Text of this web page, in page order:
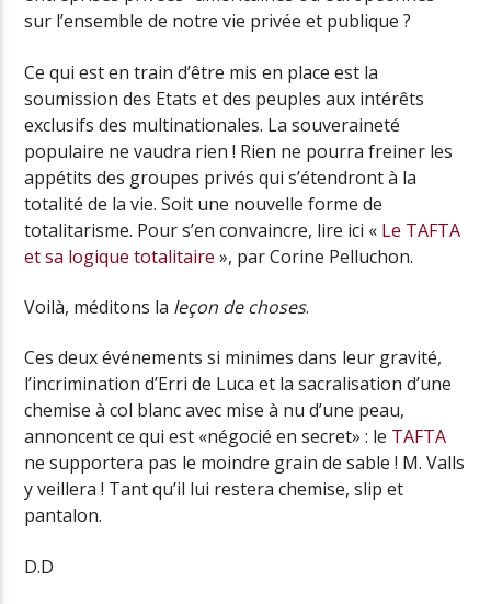
sur l’ensemble de notre vie privée et publique ?
Ce qui est en train d’être mis en place est la
soumission des Etats et des peuples aux intérêts
exclusifs des multinationales. La souveraineté
populaire ne vaudra rien ! Rien ne pourra freiner les
appétits des groupes privés qui s’étendront à la
totalité de la vie. Soit une nouvelle forme de
totalitarisme. Pour s’en convaincre, lire ici « Le TAFTA
et sa logique totalitaire », par Corine Pelluchon.
Voilà, méditons la leçon de choses.
Ces deux événements si minimes dans leur gravité,
l’incrimination d’Erri de Luca et la sacralisation d’une
chemise à col blanc avec mise à nu d’une peau,
annoncent ce qui est «négocié en secret» : le TAFTA
ne supportera pas le moindre grain de sable ! M. Valls
y veillera ! Tant qu’il lui restera chemise, slip et
pantalon.
D.D